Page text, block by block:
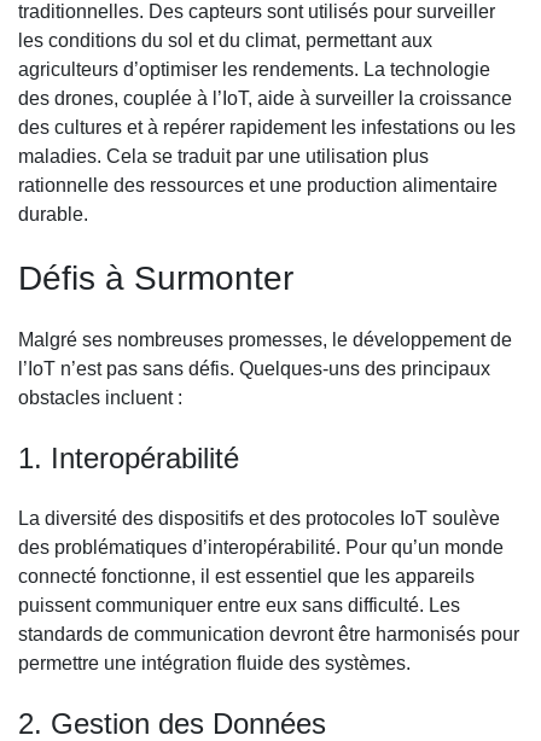
traditionnelles. Des capteurs sont utilisés pour surveiller
les conditions du sol et du climat, permettant aux
agriculteurs d’optimiser les rendements. La technologie
des drones, couplée à l’IoT, aide à surveiller la croissance
des cultures et à repérer rapidement les infestations ou les
maladies. Cela se traduit par une utilisation plus
rationnelle des ressources et une production alimentaire
durable.
Défis à Surmonter
Malgré ses nombreuses promesses, le développement de
l’IoT n’est pas sans défis. Quelques-uns des principaux
obstacles incluent :
1. Interopérabilité
La diversité des dispositifs et des protocoles IoT soulève
des problématiques d’interopérabilité. Pour qu’un monde
connecté fonctionne, il est essentiel que les appareils
puissent communiquer entre eux sans difficulté. Les
standards de communication devront être harmonisés pour
permettre une intégration fluide des systèmes.
2. Gestion des Données